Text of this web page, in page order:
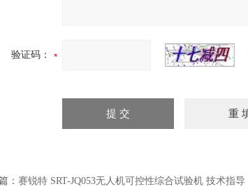
验证码：
： 赛锐特 SRT-JQ053无人机可控性综合试验机 技术指导